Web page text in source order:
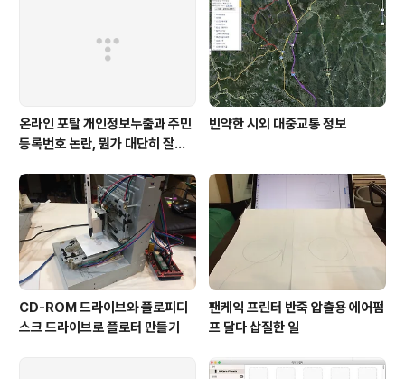
에도 딱 좋다. 벽에 유리판도 붙여놨고 주변이 온통 유리라
서 화이트보드용 마카펜으로 벽 어디나 글을 쓸 수도 있다.
방 두개는 유사시에는 터서 큰 하..
온라인 포탈 개인정보누출과 주민
등록번호 논란, 뭔가 대단히 잘못
빈약한 시외 대중교통 정보
CD-ROM 드라이브와 플로피디
스크 드라이브로 플로터 만들기
팬케익 프린터 반죽 압출용 에어펌
프 달다 삽질한 일